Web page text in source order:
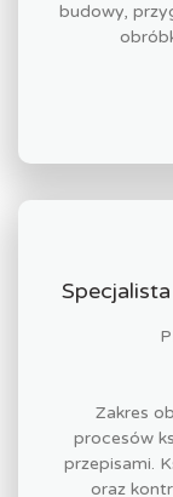
budowy,
Zakres
procesów
przepisami.
oraz